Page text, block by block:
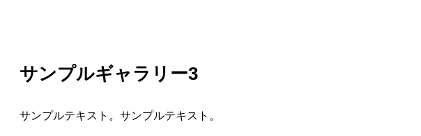
サンプルギャラリー3
サンプルテキスト。サンプルテキスト。